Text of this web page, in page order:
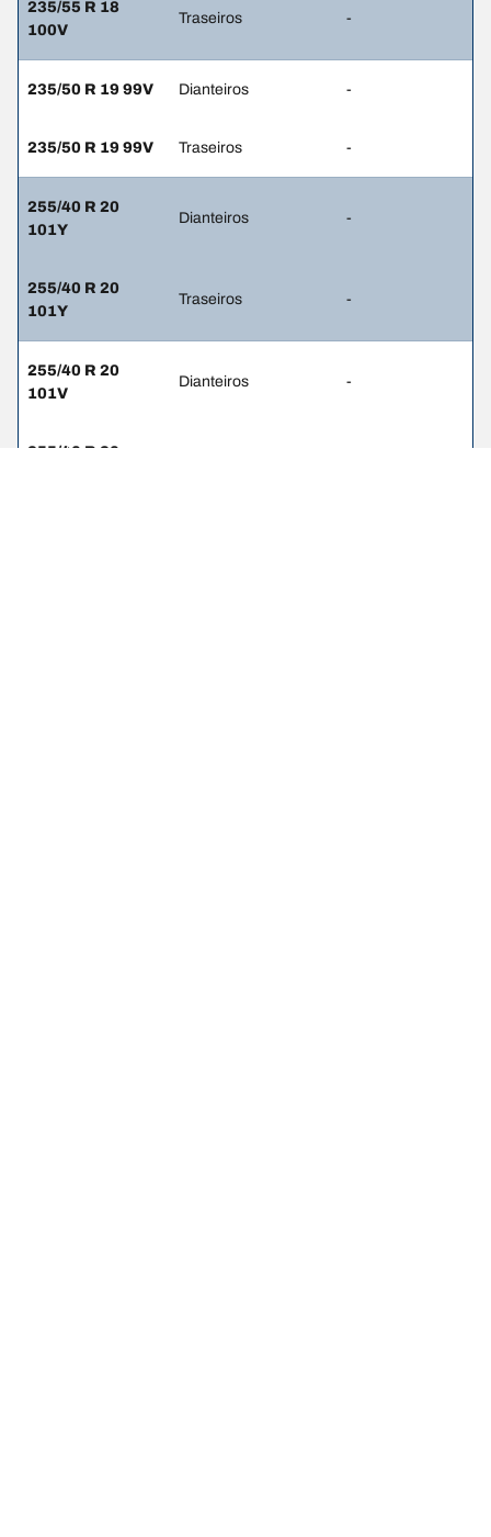
235/55 R 18
100V
Traseiros -
235/50 R 19 99V Dianteiros -
235/50 R 19 99V Traseiros -
255/40 R 20
101Y
Dianteiros -
255/40 R 20
101Y
Traseiros -
255/40 R 20
101V
Dianteiros -
255/40 R 20